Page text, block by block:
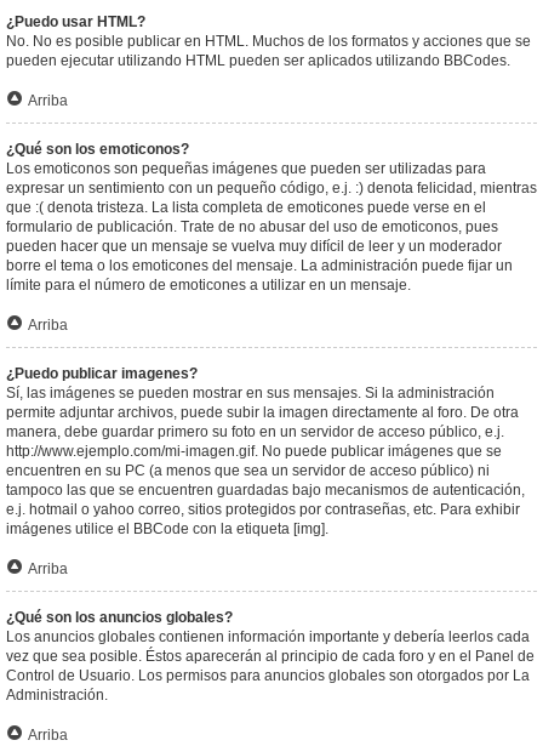
¿Puedo usar HTML?
No. No es posible publicar en HTML. Muchos de los formatos y acciones que se
pueden ejecutar utilizando HTML pueden ser aplicados utilizando BBCodes.
Arriba
¿Qué son los emoticonos?
Los emoticonos son pequeñas imágenes que pueden ser utilizadas para
expresar un sentimiento con un pequeño código, e.j. :) denota felicidad, mientras
que :( denota tristeza. La lista completa de emoticones puede verse en el
formulario de publicación. Trate de no abusar del uso de emoticonos, pues
pueden hacer que un mensaje se vuelva muy difícil de leer y un moderador
borre el tema o los emoticones del mensaje. La administración puede fijar un
límite para el número de emoticones a utilizar en un mensaje.
Arriba
¿Puedo publicar imagenes?
Sí, las imágenes se pueden mostrar en sus mensajes. Si la administración
permite adjuntar archivos, puede subir la imagen directamente al foro. De otra
manera, debe guardar primero su foto en un servidor de acceso público, e.j.
http://www.ejemplo.com/mi-imagen.gif. No puede publicar imágenes que se
encuentren en su PC (a menos que sea un servidor de acceso público) ni
tampoco las que se encuentren guardadas bajo mecanismos de autenticación,
e.j. hotmail o yahoo correo, sitios protegidos por contraseñas, etc. Para exhibir
imágenes utilice el BBCode con la etiqueta [img].
Arriba
¿Qué son los anuncios globales?
Los anuncios globales contienen información importante y debería leerlos cada
vez que sea posible. Éstos aparecerán al principio de cada foro y en el Panel de
Control de Usuario. Los permisos para anuncios globales son otorgados por La
Administración.
Arriba